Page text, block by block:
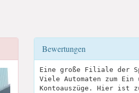
Bewertungen
Eine große Filiale der
Viele Automaten zum Ein
Kontoauszüge. Hier ist